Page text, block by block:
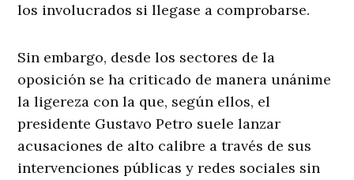
los involucrados si llegase a comprobarse.
Sin embargo, desde los sectores de la
oposición se ha criticado de manera unánime
la ligereza con la que, según ellos, el
presidente Gustavo Petro suele lanzar
acusaciones de alto calibre a través de sus
intervenciones públicas y redes sociales sin